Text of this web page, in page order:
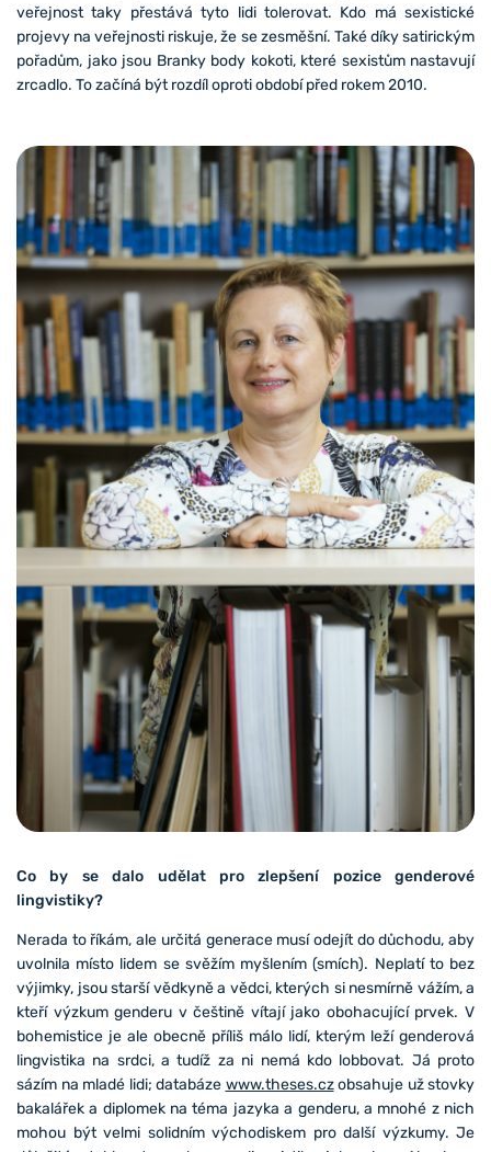
veřejnost taky přestává tyto lidi tolerovat. Kdo má sexistické
projevy na veřejnosti riskuje, že se zesměšní. Také díky satirickým
pořadům, jako jsou Branky body kokoti, které sexistům nastavují
zrcadlo. To začíná být rozdíl oproti období před rokem 2010.
Co by se dalo udělat pro zlepšení pozice genderové
lingvistiky?
Nerada to říkám, ale určitá generace musí odejít do důchodu, aby
uvolnila místo lidem se svěžím myšlením (smích). Neplatí to bez
výjimky, jsou starší vědkyně a vědci, kterých si nesmírně vážím, a
kteří výzkum genderu v češtině vítají jako obohacující prvek. V
bohemistice je ale obecně příliš málo lidí, kterým leží genderová
lingvistika na srdci, a tudíž za ni nemá kdo lobbovat. Já proto
sázím na mladé lidi; databáze www.theses.czobsahuje už stovky
bakalářek a diplomek na téma jazyka a genderu, a mnohé z nich
mohou být velmi solidním východiskem pro další výzkumy. Je